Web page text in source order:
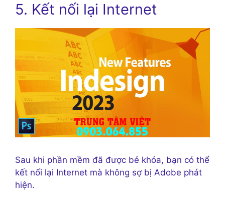
5. Kết nối lại Internet
Sau khi phần mềm đã được bẻ khóa, bạn có thể
kết nối lại Internet mà không sợ bị Adobe phát
hiện.